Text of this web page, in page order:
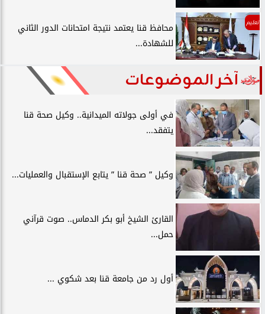
تعليم
محافظ قنا يعتمد نتيجة امتحانات الدور الثاني
للشهادة...
آخر الموضوعات
في أولى جولاته الميدانية.. وكيل صحة قنا
يتفقد...
وكيل ” صحة قنا ” يتابع الإستقبال والعمليات...
القارئ الشيخ أبو بكر الدماس.. صوت قرآني
حمل...
أول رد من جامعة قنا بعد شكوي ...